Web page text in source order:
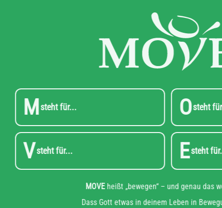
Msteht für... O
Vsteht für... E
MOVEheißt „bewegen“ – und
Dass Gott etwas in deinem Leben